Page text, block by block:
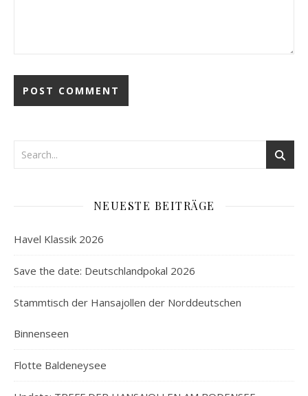
NEUESTE BEITRÄGE
Havel Klassik 2026
Save the date: Deutschlandpokal 2026
Stammtisch der Hansajollen der Norddeutschen
Binnenseen
Flotte Baldeneysee